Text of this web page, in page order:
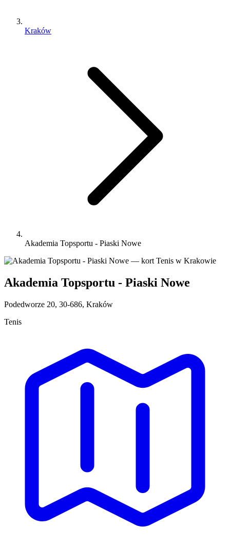
Kraków
Akademia Topsportu - Piaski Nowe
Akademia Topsportu - Piaski Nowe
Podedworze 20, 30-686, Kraków
Tenis